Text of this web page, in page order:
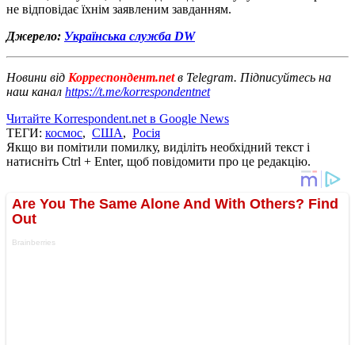
не відповідає їхнім заявленим завданням.
Джерело: Українська служба DW
Новини від Корреспондент.netв Telegram. Підписуйтесь на
наш канал https://t.me/korrespondentnet
Читайте Korrespondent.net в Google News
ТЕГИ: космос, США, Росія
Якщо ви помітили помилку, виділіть необхідний текст і
натисніть Ctrl + Enter, щоб повідомити про це редакцію.